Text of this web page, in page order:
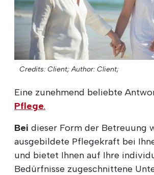
Credits: Client; Author: Client;
Eine zunehmend beliebte
Pflege.
Bei dieser Form der Betreuung
ausgebildete Pflegekraft bei
und bietet Ihnen auf Ihre
Bedürfnisse zugeschnittene